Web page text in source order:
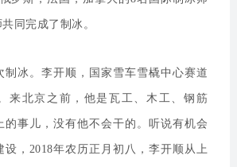
同完成了制冰。
制冰。李开顺，国家雪车雪橇中心赛道
来北京之前，他是瓦工、木工、钢筋
的事儿，没有他不会干的。听说有机会
设，2018年农历正月初八，李开顺从上